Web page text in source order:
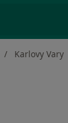
Karlovy Vary